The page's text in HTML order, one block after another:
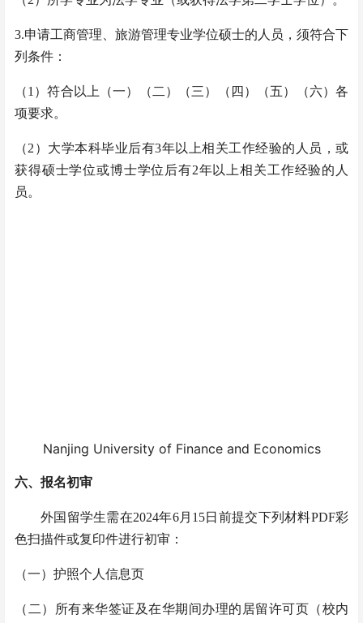
3.申请工商管理、旅游管理专业学位硕士的人员，须符合下
列条件：
（1）符合以上（一）（二）（三）（四）（五）（六）各
项要求。
（2）大学本科毕业后有3年以上相关工作经验的人员，或
获得硕士学位或博士学位后有2年以上相关工作经验的人
员。
Nanjing University of Finance and Economics
六、 报名初审
外国留学生需在2024年6月15日前提交下列材料PDF彩
色扫描件或复印件进行初审：
（一） 护照个人信息页
（二） 所有来华签证及在华期间办理的居留许可页（校内